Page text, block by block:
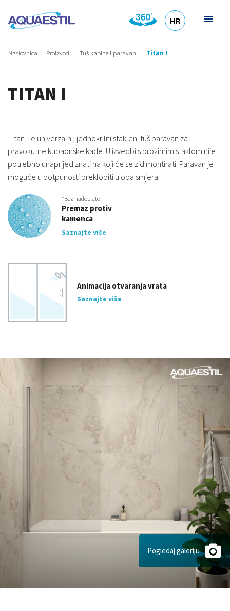
HR
Naslovnica Proizvodi Tuš kabine i paravani Titan I
TITAN I
Titan I je univerzalni, jednokrilni stakleni tuš paravan za
pravokutne kupaonske kade. U izvedbi s prozirnim staklom nije
potrebno unaprijed znati na koji će se zid montirati. Paravan je
moguće u potpunosti preklopiti u oba smjera.
*Bez nadoplate
Premaz protiv
kamenca
Saznajte više
Animacija otvaranja vrata
Saznajte više
Pogledaj galeriju